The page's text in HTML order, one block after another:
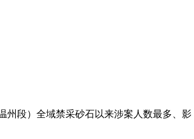
州段）全域禁采砂石以来涉案人数最多、影